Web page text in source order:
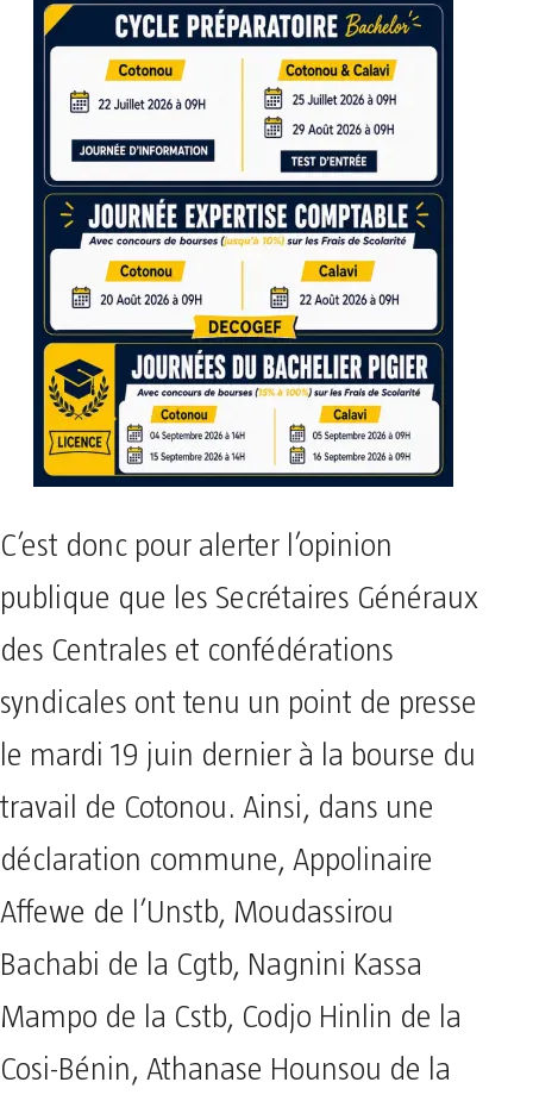
C’est donc pour alerter l’opinion
publique que les Secrétaires Généraux
des Centrales et confédérations
syndicales ont tenu un point de presse
le mardi 19 juin dernier à la bourse du
travail de Cotonou. Ainsi, dans une
déclaration commune, Appolinaire
Affewe de l’Unstb, Moudassirou
Bachabi de la Cgtb, Nagnini Kassa
Mampo de la Cstb, Codjo Hinlin de la
Cosi-Bénin, Athanase Hounsou de la